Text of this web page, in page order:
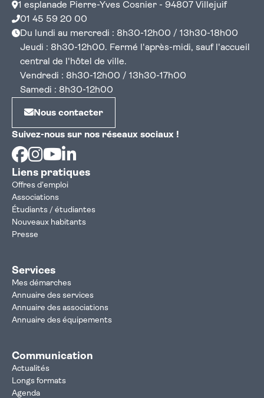
1 esplanade Pierre-Yves Cosnier - 94807 Villejuif
01 45 59 20 00
Du lundi au mercredi : 8h30-12h00 / 13h30-18h00
Jeudi : 8h30-12h00. Fermé l'après-midi, sauf l'accueil
central de l'hôtel de ville.
Vendredi : 8h30-12h00 / 13h30-17h00
Samedi : 8h30-12h00
Nous contacter
Suivez-nous sur nos réseaux sociaux !
Facebook
Instagram
Youtube
Liens pratiques
Offres d'emploi
Associations
Étudiants / étudiantes
Nouveaux habitants
Presse
Services
Mes démarches
Annuaire des services
Annuaire des associations
Annuaire des équipements
Communication
Actualités
Longs formats
Agenda